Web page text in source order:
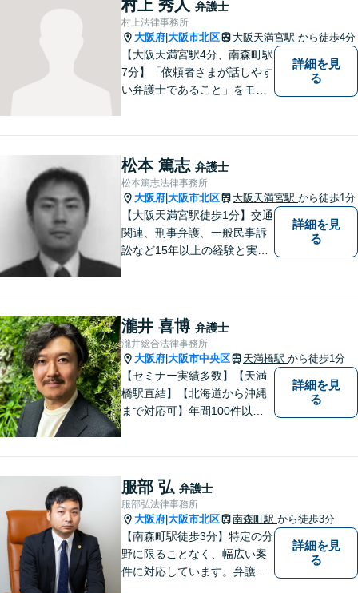
村上 秀人 弁護士
村上法律事務所
大阪府 大阪市北区 大阪天満宮駅 から徒歩4分
【大阪天満宮駅4分、南森町駅
7分】「依頼者さまが話しやす
い弁護士であること」をモッ
と丁寧に説明していきますの
で、法律相談が初めての方で
も安心してお問合せくださ
い。
詳細を見
る
松本 篤志 弁護士
松本篤志法律事務所
大阪府 大阪市北区 大阪天満宮駅 から徒歩1分
【大阪天満宮駅徒歩1分】交通
関連、刑事弁護、一般民事訴
訟など15年以上の経験と実績
詳細を見
る
瀧井 喜博 弁護士
瀧井総合法律事務所
大阪府 大阪市中央区 天満橋駅 から徒歩1分
【セミナー実績多数】【天満
橋駅直結】【北海道から沖縄
まで対応可】年間100件以上
すくご説明します【土日対応
可】【電話・メール・LINEで
面談予約可】
詳細を見
る
服部 弘 弁護士
服部弘法律事務所
大阪府 大阪市北区 南森町駅 から徒歩3分
【南森町駅徒歩3分】特定の分
野に限ることなく、幅広い案
件に対応しています。弁護士
詳細を見
る